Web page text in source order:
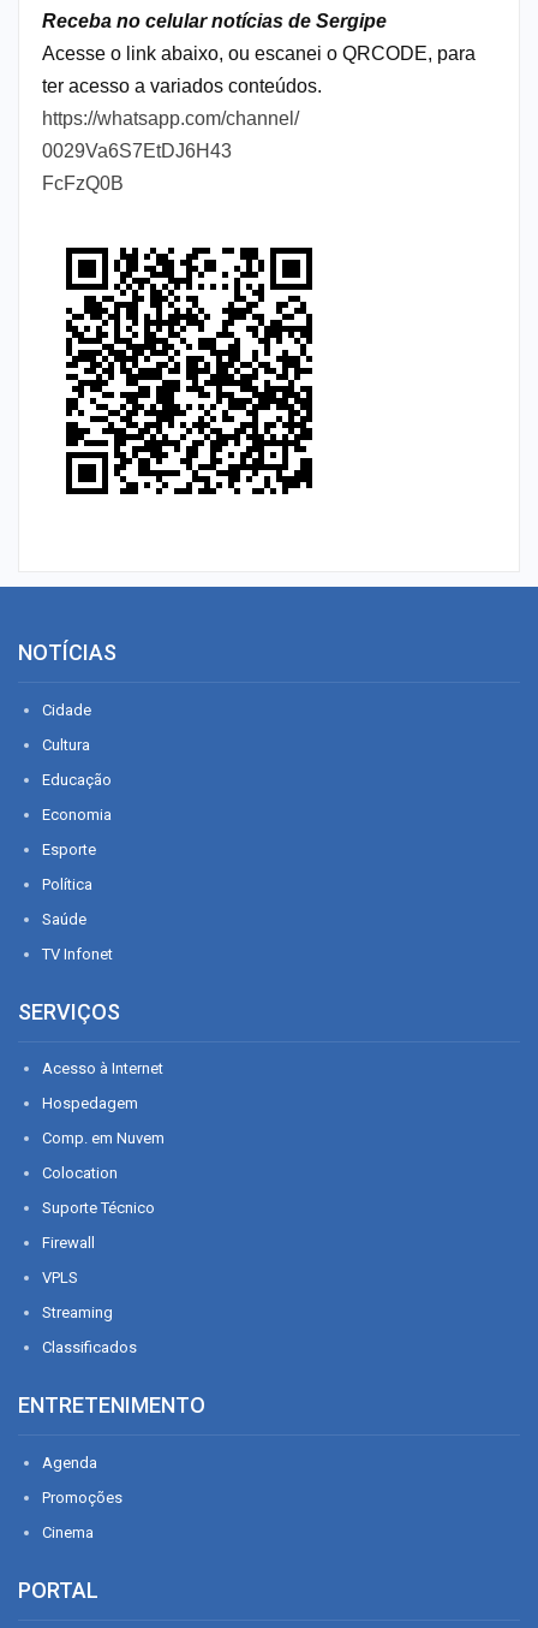
Receba no celular notícias de Sergipe
Acesse o link abaixo, ou escanei o QRCODE, para
ter acesso a variados conteúdos.
https://whatsapp.com/channel/
0029Va6S7EtDJ6H43
FcFzQ0B
NOTÍCIAS
Cidade
Cultura
Educação
Economia
Esporte
Política
Saúde
TV Infonet
SERVIÇOS
Acesso à Internet
Hospedagem
Comp. em Nuvem
Colocation
Suporte Técnico
Firewall
VPLS
Streaming
Classificados
ENTRETENIMENTO
Agenda
Promoções
Cinema
PORTAL